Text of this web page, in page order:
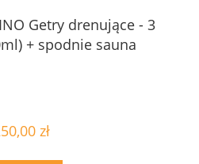
Getry drenujące - 3
+ spodnie sauna
zł